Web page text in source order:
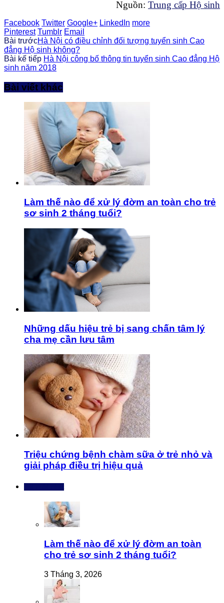
Nguồn: Trung cấp Hộ sinh
Facebook Twitter Google+ LinkedIn more
Pinterest Tumblr Email
Bài trướcHà Nội có điều chỉnh đối tượng tuyển sinh Cao
đẳng Hộ sinh không?
Bài kế tiếp Hà Nội công bố thông tin tuyển sinh Cao đẳng Hộ
sinh năm 2018
Bài viết khác
Làm thế nào để xử lý đờm an toàn cho trẻ
sơ sinh 2 tháng tuổi?
Những dấu hiệu trẻ bị sang chấn tâm lý
cha mẹ cần lưu tâm
Triệu chứng bệnh chàm sữa ở trẻ nhỏ và
giải pháp điều trị hiệu quả
Làm thế nào để xử lý đờm an toàn
cho trẻ sơ sinh 2 tháng tuổi?
3 Tháng 3, 2026